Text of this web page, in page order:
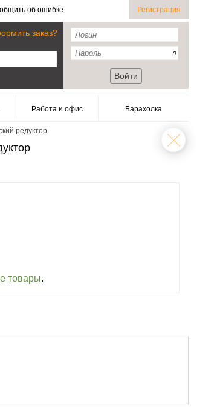
об ошибке Регистрация
заказ?
?
Войти
Работа и офис Барахолка
редуктор
товары.